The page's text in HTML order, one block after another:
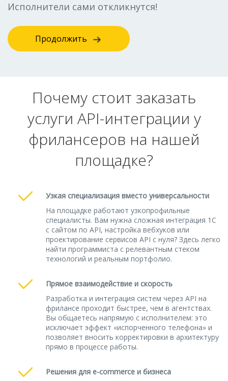
Исполнители сами откликнутся!
Продолжить
Почему стоит заказать
услуги API-интеграции у
фрилансеров на нашей
площадке?
Узкая специализация вместо универсальности
На площадке работают узкопрофильные
специалисты. Вам нужна сложная интеграция 1С
с сайтом по API, настройка вебхуков или
проектирование сервисов API с нуля? Здесь легко
найти программиста с релевантным стеком
технологий и реальным портфолио.
Прямое взаимодействие и скорость
Разработка и интеграция систем через API на
фрилансе проходит быстрее, чем в агентствах.
Вы общаетесь напрямую с исполнителем: это
исключает эффект «испорченного телефона» и
позволяет вносить корректировки в архитектуру
прямо в процессе работы.
Решения для e-commerce и бизнеса